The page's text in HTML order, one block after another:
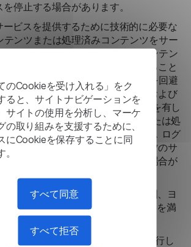
のCookieを受け入れる」をク
ると、サイトナビゲーションを
サイトの使用を分析し、マーケ
の取り組みを支援するために、
にCookieを保存することに同
すべて同意
すべて拒否
停止する場合があります。
ビスを提供するために技術的に必要な
テンツまたは処理済みコンテンツをサー
す。コンテンツまたは処理済みコンテン
サーバー上に永続的に保存されること
却されることもありません。疑義を回避
は、課金、セキュリティ、および
ス ログを作成し、保持する権利を有し
アクセス ログには、コンテンツまたは処
は含まれません。ただし、アクセス ログ
トの時間や送信されたコンテンツのサ
エストのメタデータが含まれる場合が
センターは、各主要顧客地域 (米国、ヨ
) にホストされており、GDPR 要件を満
年5月25日以降、欧州委員会が施行し